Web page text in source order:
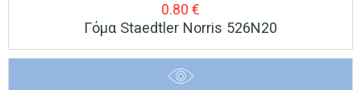
0.80 €
Γόμα Staedtler Norris 526N20